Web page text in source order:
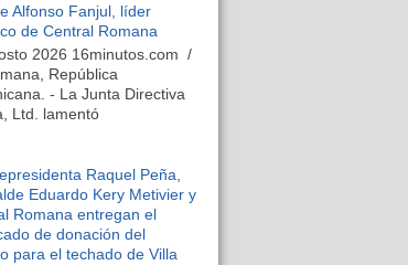
Alfonso Fanjul, líder
de Central Romana
2026 16minutos.com /
República
- La Junta Directiva
Ltd. lamentó
Raquel Peña,
Eduardo Kery Metivier y
Romana entregan el
de donación del
para el techado de Villa